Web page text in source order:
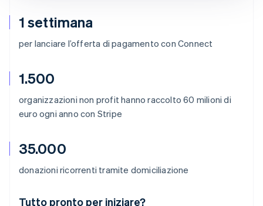
1 settimana
per lanciare l’offerta di pagamento con Connect
1.500
organizzazioni non profit hanno raccolto 60 milioni di
euro ogni anno con Stripe
35.000
donazioni ricorrenti tramite domiciliazione
Tutto pronto per iniziare?
Australia